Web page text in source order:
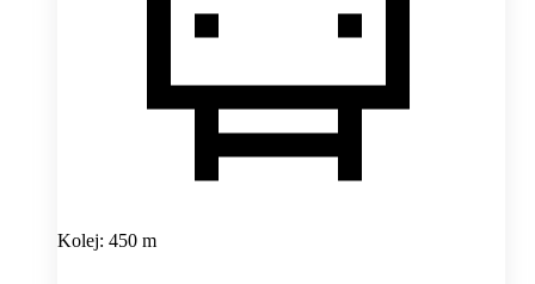
Kolej: 450 m